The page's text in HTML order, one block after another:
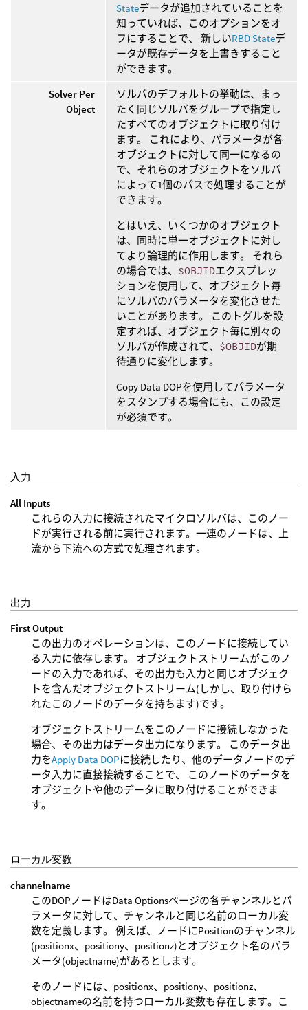
Stateデータが追加されていることを
知っていれば、このオプションをオ
フにすることで、 新しいRBD Stateデ
ータが既存データを上書きすること
ができます。
Solver Per
Object
ソルバのデフォルトの挙動は、まっ
たく同じソルバをグループで指定し
たすべてのオブジェクトに取り付け
ます。 これにより、パラメータが各
オブジェクトに対して同一になるの
で、それらのオブジェクトをソルバ
によって1個のパスで処理することが
できます。
とはいえ、いくつかのオブジェクト
は、同時に単一オブジェクトに対し
てより論理的に作用します。 それら
の場合では、 $OBJIDエクスプレッ
ションを使用して、オブジェクト毎
にソルバのパラメータを変化させた
いことがあります。 このトグルを設
定すれば、オブジェクト毎に別々の
ソルバが作成されて、 $OBJIDが期
待通りに変化します。
Copy Data DOPを使用してパラメータ
をスタンプする場合にも、この設定
が必須です。
入力
All Inputs
これらの入力に接続されたマイクロソルバは、このノー
ドが実行される前に実行されます。一連のノードは、上
流から下流への方式で処理されます。
出力
First Output
この出力のオペレーションは、このノードに接続してい
る入力に依存します。 オブジェクトストリームがこのノ
ードの入力であれば、その出力も入力と同じオブジェク
トを含んだオブジェクトストリーム(しかし、取り付けら
れたこのノードのデータを持ちます)です。
オブジェクトストリームをこのノードに接続しなかった
場合、その出力はデータ出力になります。 このデータ出
力をApply Data DOPに接続したり、他のデータノードのデ
ータ入力に直接接続することで、 このノードのデータを
オブジェクトや他のデータに取り付けることができま
す。
ローカル変数
channelname
このDOPノードはData Optionsページの各チャンネルとパ
ラメータに対して、チャンネルと同じ名前のローカル変
数を定義します。 例えば、ノードにPositionのチャンネル
(positionx、positiony、positionz)とオブジェクト名のパラ
メータ(objectname)があるとします。
そのノードには、positionx、positiony、positionz、
objectnameの名前を持つローカル変数も存在します。こ